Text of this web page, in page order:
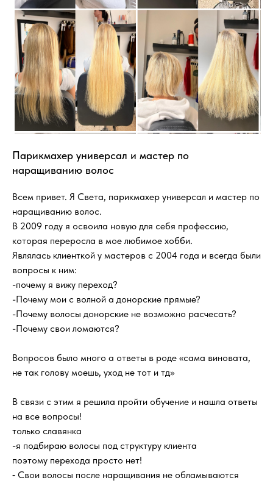
Парикмахер универсал и мастер по
наращиванию волос
Всем привет. Я Света, парикмахер универсал и мастер по
наращиванию волос.
В 2009 году я освоила новую для себя профессию,
которая переросла в мое любимое хобби.
Являлась клиенткой у мастеров с 2004 года и всегда были
вопросы к ним:
-почему я вижу переход?
-Почему мои с волной а донорские прямые?
-Почему волосы донорские не возможно расчесать?
-Почему свои ломаются?
Вопросов было много а ответы в роде «сама виновата,
не так голову моешь, уход не тот и тд»
В связи с этим я решила пройти обучение и нашла ответы
на все вопросы!
только славянка
-я подбираю волосы под структуру клиента
поэтому перехода просто нет!
⁃ Свои волосы после наращивания не обламываются